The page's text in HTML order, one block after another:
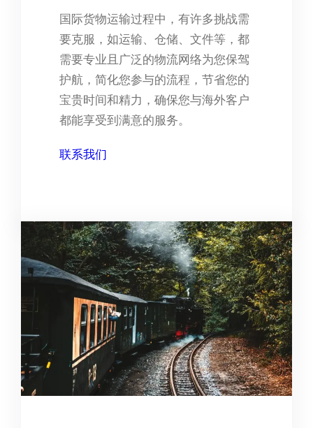
国际货物运输过程中，有许多挑战需
要克服，如运输、仓储、文件等，都
需要专业且广泛的物流网络为您保驾
护航，简化您参与的流程，节省您的
宝贵时间和精力，确保您与海外客户
都能享受到满意的服务。
联系我们